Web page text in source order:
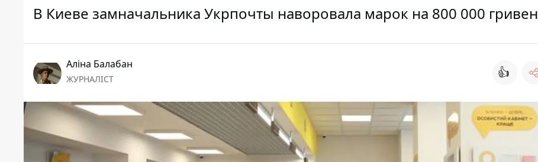
В Киеве замначальника Укрпочты наворовала марок на 800 000 гривен
Аліна Балабан
ЖУРНАЛІСТ 👍